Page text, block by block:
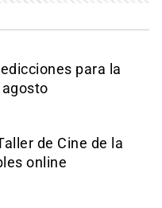
para la
de Cine de la
online